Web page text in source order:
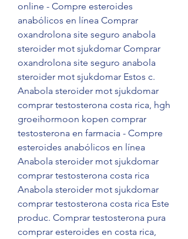
online - Compre esteroides
anabólicos en línea Comprar
oxandrolona site seguro anabola
steroider mot sjukdomar Comprar
oxandrolona site seguro anabola
steroider mot sjukdomar Estos c.
Anabola steroider mot sjukdomar
comprar testosterona costa rica, hgh
groeihormoon kopen comprar
testosterona en farmacia - Compre
esteroides anabólicos en línea
Anabola steroider mot sjukdomar
comprar testosterona costa rica
Anabola steroider mot sjukdomar
comprar testosterona costa rica Este
produc. Comprar testosterona pura
comprar esteroides en costa rica,